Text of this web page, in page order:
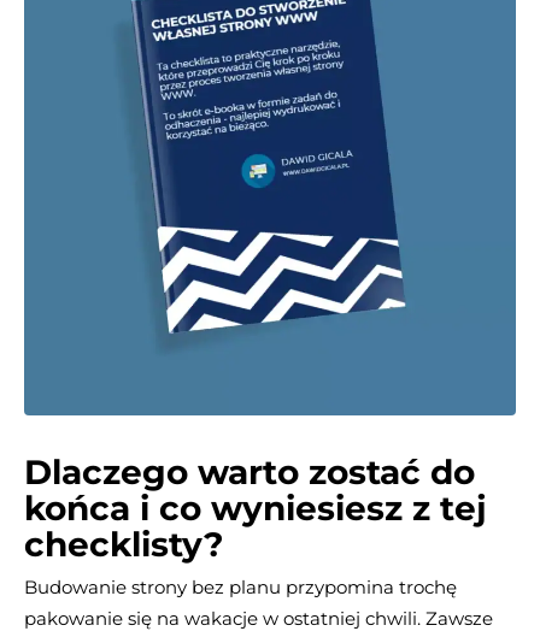
Dlaczego warto zostać do
końca i co wyniesiesz z tej
checklisty?
Budowanie strony bez planu przypomina trochę
pakowanie się na wakacje w ostatniej chwili. Zawsze